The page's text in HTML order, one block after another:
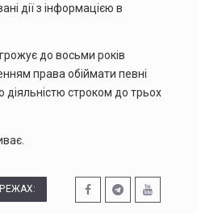
дії з інформацією в
до восьми років
права обіймати певні
строком до трьох